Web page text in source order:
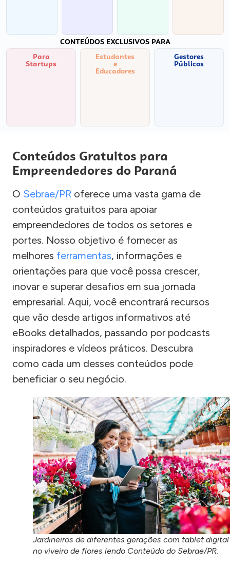
CONTEÚDOS EXCLUSIVOS PARA
Para
Startups
Estudantes
e
Educadores
Gestores
Públicos
Conteúdos Gratuitos para
Empreendedores do Paraná
O Sebrae/PR oferece uma vasta gama de
conteúdos gratuitos para apoiar
empreendedores de todos os setores e
portes. Nosso objetivo é fornecer as
melhores ferramentas, informações e
orientações para que você possa crescer,
inovar e superar desafios em sua jornada
empresarial. Aqui, você encontrará recursos
que vão desde artigos informativos até
eBooks detalhados, passando por podcasts
inspiradores e vídeos práticos. Descubra
como cada um desses conteúdos pode
beneficiar o seu negócio.
Jardineiros de diferentes gerações com tablet digital
no viveiro de flores lendo Conteúdo do Sebrae/PR.